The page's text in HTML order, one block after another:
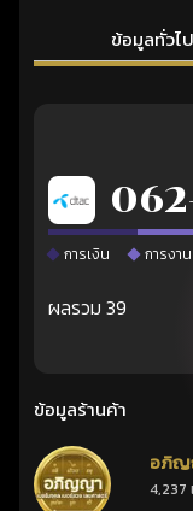
ข้อมูลทั่วไป
การเงิน การงาน
ผลรวม 39
ข้อมูลร้านค้า
อภิญ
เลขศ
4,237